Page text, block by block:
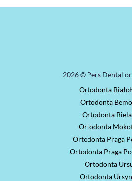
2026 © Pers Dental
Ortodonta
Ortodonta
Ortodonta
Ortodonta
Ortodonta Praga
Ortodonta Praga
Ortodonta
Ortodonta